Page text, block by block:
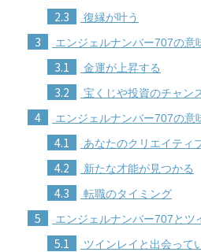
2.3 復縁が叶う
3 エンジェルナンバー707の意
3.1 金運が上昇する
3.2 宝くじや投資のチャン
4 エンジェルナンバー707の意
4.1 あなたのクリエイティ
4.2 新たな才能が見つかる
4.3 転職のタイミング
5 エンジェルナンバー707とツ
5.1 ツインレイと出会って